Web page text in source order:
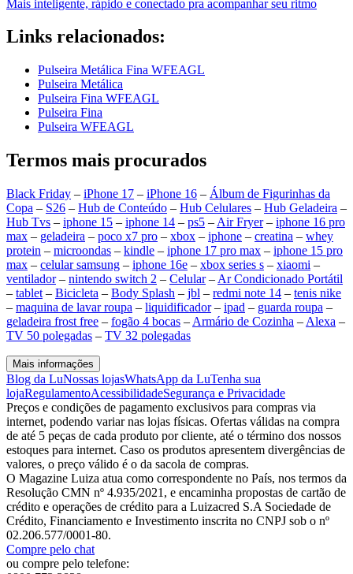
Mais inteligente, rápido e conectado pra acompanhar seu ritmo
Links relacionados:
Pulseira Metálica Fina WFEAGL
Pulseira Metálica
Pulseira Fina WFEAGL
Pulseira Fina
Pulseira WFEAGL
Termos mais procurados
Black Friday – iPhone 17 – iPhone 16 – Álbum de Figurinhas da
Copa – S26 – Hub de Conteúdo – Hub Celulares – Hub Geladeira –
Hub Tvs – iphone 15 – iphone 14 – ps5 – Air Fryer– iphone 16 pro
max – geladeira – poco x7 pro – xbox – iphone – creatina – whey
protein – microondas – kindle – iphone 17 pro max – iphone 15 pro
max – celular samsung – iphone 16e – xbox series s – xiaomi –
ventilador– nintendo switch 2 – Celular– Ar Condicionado Portátil
– tablet – Bicicleta – Body Splash – jbl – redmi note 14 – tenis nike
– maquina de lavar roupa – liquidificador– ipad – guarda roupa –
geladeira frost free – fogão 4 bocas – Armário de Cozinha – Alexa –
TV 50 polegadas – TV 32 polegadas
Mais informações
Blog da LuNossas lojasWhatsApp da LuTenha sua
lojaRegulamentoAcessibilidadeSegurança e Privacidade
Preços e condições de pagamento exclusivos para compras via
internet, podendo variar nas lojas físicas. Ofertas válidas na compra
de até 5 peças de cada produto por cliente, até o término dos nossos
estoques para internet. Caso os produtos apresentem divergências de
valores, o preço válido é o da sacola de compras.
O Magazine Luiza atua como correspondente no País, nos termos da
Resolução CMN nº 4.935/2021, e encaminha propostas de cartão de
crédito e operações de crédito para a Luizacred S.A Sociedade de
Crédito, Financiamento e Investimento inscrita no CNPJ sob o nº
02.206.577/0001-80.
Compre pelo chat
ou compre pelo telefone: